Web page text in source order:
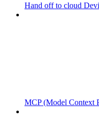
Hand off to cloud
MCP (Model Context